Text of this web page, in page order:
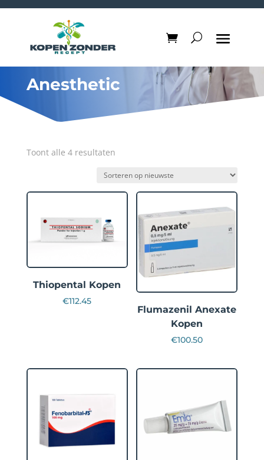
Anesthetic
Toont alle 4 resultatenGesorteerd
nieuwste
Thiopental Kopen
€112.45
Flumazenil Anexate
Kopen
€100.50